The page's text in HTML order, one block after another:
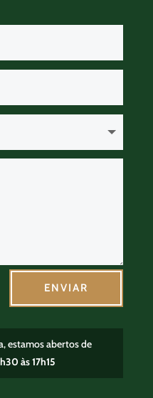
ENVIAR
estamos abertos de
às 17h15